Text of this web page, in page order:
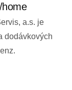
home
a.s. je
dodávkových